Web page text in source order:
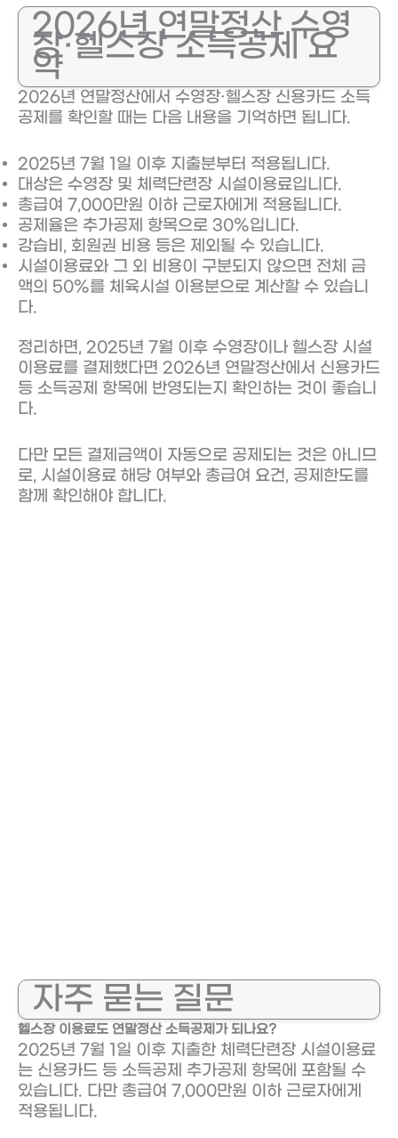
2026년 연말정산 수영
장·헬스장 소득공제 요
약
2026년 연말정산에서 수영장·헬스장 신용카드 소득
공제를 확인할 때는 다음 내용을 기억하면 됩니다.
2025년 7월 1일 이후 지출분부터 적용됩니다.
대상은 수영장 및 체력단련장 시설이용료입니다.
총급여 7,000만원 이하 근로자에게 적용됩니다.
공제율은 추가공제 항목으로 30%입니다.
강습비, 회원권 비용 등은 제외될 수 있습니다.
시설이용료와 그 외 비용이 구분되지 않으면 전체 금
액의 50%를 체육시설 이용분으로 계산할 수 있습니
다.
정리하면, 2025년 7월 이후 수영장이나 헬스장 시설
이용료를 결제했다면 2026년 연말정산에서 신용카드
등 소득공제 항목에 반영되는지 확인하는 것이 좋습니
다.
다만 모든 결제금액이 자동으로 공제되는 것은 아니므
로, 시설이용료 해당 여부와 총급여 요건, 공제한도를
함께 확인해야 합니다.
자주 묻는 질문
헬스장 이용료도 연말정산 소득공제가 되나요?
2025년 7월 1일 이후 지출한 체력단련장 시설이용료
는 신용카드 등 소득공제 추가공제 항목에 포함될 수
있습니다. 다만 총급여 7,000만원 이하 근로자에게
적용됩니다.